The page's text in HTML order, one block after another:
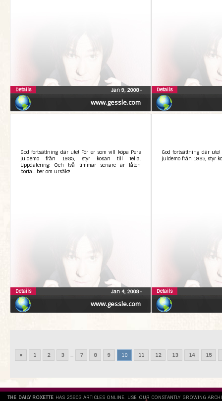
www.gessle.com
Jan 9, 2008•
Details Details
www.gessle.com
God fortsättning där ute! För er som vill köpa Pers
juldemo från 1985, styr kosan till Telia.
Uppdatering: Och två timmar senare är låten
borta... ber om ursäkt!
Jan 4, 2008•
Details
God fortsättning där
juldemo från 1985, styr
Details
« 1 2 3 ... 7 8 9 10 11 12 13 14 15
THE DAILY ROXETTE HAS 25803 ARTICLES ONLINE. USE OUR CONSTANTLY GROWING